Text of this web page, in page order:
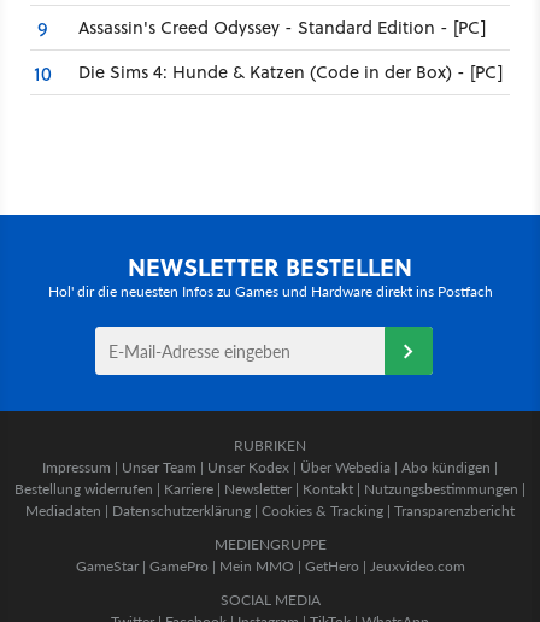
9 Assassin's Creed Odyssey - Standard Edition - [PC]
10 Die Sims 4: Hunde & Katzen (Code in der Box) - [PC]
NEWSLETTER BESTELLEN
Hol' dir die neuesten Infos zu Games und Hardware direkt ins Postfach
RUBRIKEN
Impressum | Unser Team | Unser Kodex | Über Webedia | Abo kündigen |
Bestellung widerrufen | Karriere | Newsletter | Kontakt | Nutzungsbestimmungen |
Mediadaten | Datenschutzerklärung | Cookies & Tracking | Transparenzbericht
MEDIENGRUPPE
GameStar| GamePro | Mein MMO | GetHero | Jeuxvideo.com
SOCIAL MEDIA